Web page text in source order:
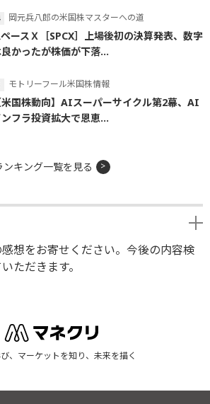
岡元兵八郎の米国株マスターへの道
ースＸ［SPCX］上場後初の決算発表、数字
かったが株価が下落...
モトリーフール米国株情報
米国株動向】AIスーパーサイクル第2幕、AI
フラ投資拡大で恩恵...
ンキング一覧を見る
想をお寄せください。今後の内容検
ただきます。
、マーケットを知り、未来を描く